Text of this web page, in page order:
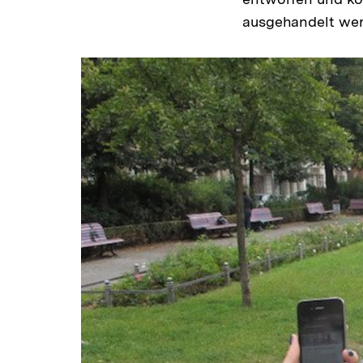
ausgehandelt